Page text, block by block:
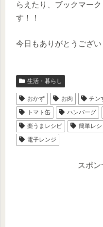
らえたり、ブックマー
す！！
今日もありがとうござ
生活・暮らし
おかず お肉 チン
トマト缶
ハンバーグ
楽うまレシピ
簡単レシ
電子レンジ
スポン